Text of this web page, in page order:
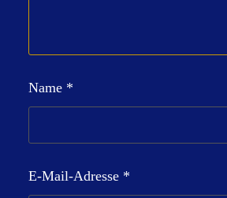
Name *
E-Mail-Adresse *